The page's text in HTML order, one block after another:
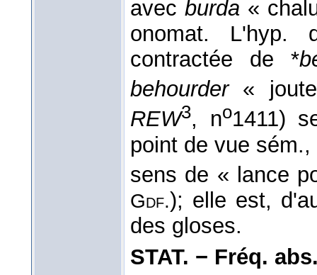
avecburda «
onomat.
contractée de *
behourder«
REW3, no1411)
point de vue sém.,
sens de « lance
Gdf.); elle est,
des gloses.
STAT. − Fréq.